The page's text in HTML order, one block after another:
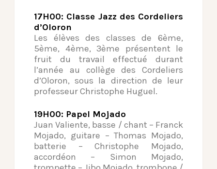
17H00: Classe Jazz des Cordeliers
d’Oloron
Les élèves des classes de 6ème,
5ème, 4ème, 3ème présentent le
fruit du travail effectué durant
l’année au collège des Cordeliers
d’Oloron, sous la direction de leur
professeur Christophe Huguel.
19H00: Papel Mojado
Juan Valiente, basse / chant – Franck
Mojado, guitare – Thomas Mojado,
batterie – Christophe Mojado,
accordéon – Simon Mojado,